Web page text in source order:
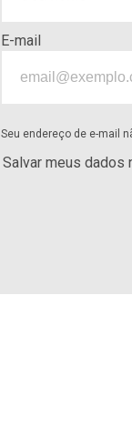
E-mail
Seu endereço de e-mail
Salvar meus dados